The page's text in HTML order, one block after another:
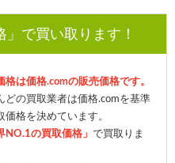
」で買い取ります！
格は価格.comの販売価格です。
どの買取業者は価格.comを基準
価格を決めています。
NO.1の買取価格」 で買取りま